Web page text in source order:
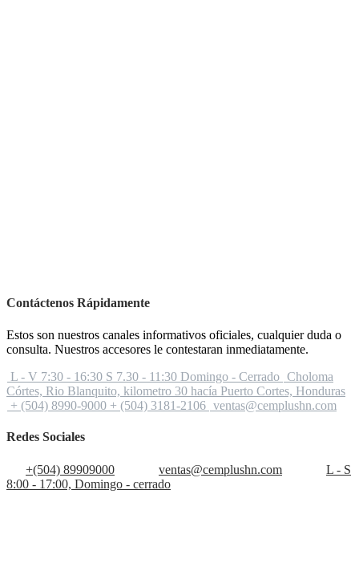
Contáctenos Rápidamente
Estos son nuestros canales informativos oficiales, cualquier duda o
consulta. Nuestros accesores le contestaran inmediatamente.
L - V 7:30 - 16:30 S 7.30 - 11:30 Domingo - Cerrado Choloma
Córtes, Rio Blanquito, kilometro 30 hacía Puerto Cortes, Honduras
+ (504) 8990-9000 + (504) 3181-2106 ventas@cemplushn.com
Redes Sociales
+(504) 89909000 ventas@cemplushn.com
L - S
8:00 - 17:00, Domingo - cerrado